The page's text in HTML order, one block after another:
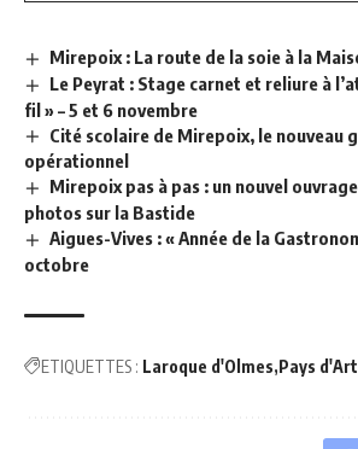
Mirepoix : La route de la soie à la
Le Peyrat : Stage carnet et reliure à
fil » – 5 et 6 novembre
Cité scolaire de Mirepoix, le nouveau
opérationnel
Mirepoix pas à pas : un nouvel
photos sur la Bastide
Aigues-Vives : « Année de la
octobre
ETIQUETTES : Laroque d'Olmes Pays